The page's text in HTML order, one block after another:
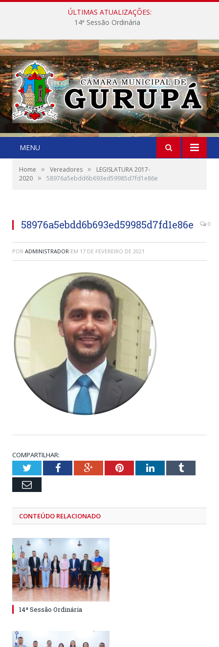
ÚLTIMAS ATUALIZAÇÕES:
14ª Sessão Ordinária
MENU
Home » Vereadores »
LEGISLATURA 2017-
2020 » 58976a5ebdd6b693ed59985d7fd1e86e
58976a5ebdd6b693ed59985d7fd1e86e 0
POR ADMINISTRADOR EM 17 DE FEVEREIRO DE 2021
COMPARTILHAR:
TwitterFacebookGoogle+PinterestLinkedInTumblr
Email
CONTEÚDO RELACIONADO
14ª Sessão Ordinária